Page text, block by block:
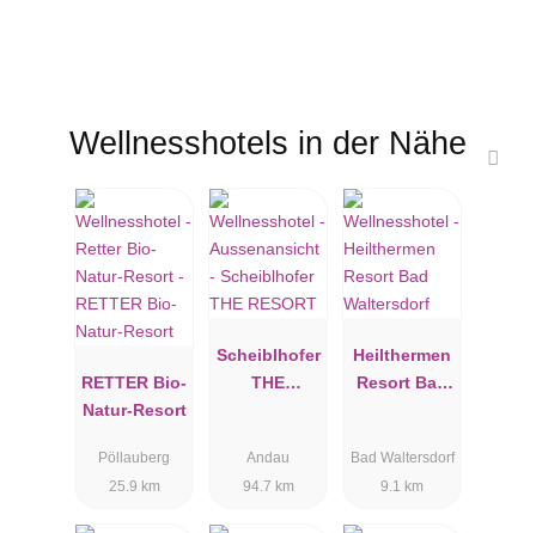
Wellnesshotels in der Nähe
RETTER Bio-
Natur-Resort
Pöllauberg
25.9 km
Scheiblhofer
THE
Andau
94.7 km
Heilthermen
Resort Bad
Bad Waltersdorf
9.1 km